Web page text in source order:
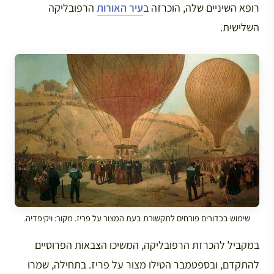
רופא השיניים שלה, הוכרזה בעיר האורות הרפובליקה
השלישית.
שימוש בכדורים פורחים לתקשורת בעת המצור על פריז. מקור: ויקיפדיה.
במקביל להכרזת הרפובליקה, המשיכו הצבאות הפרוסיים
להתקדם, ובספטמבר הטילו מצור על פריז. בתחילה, שמרו